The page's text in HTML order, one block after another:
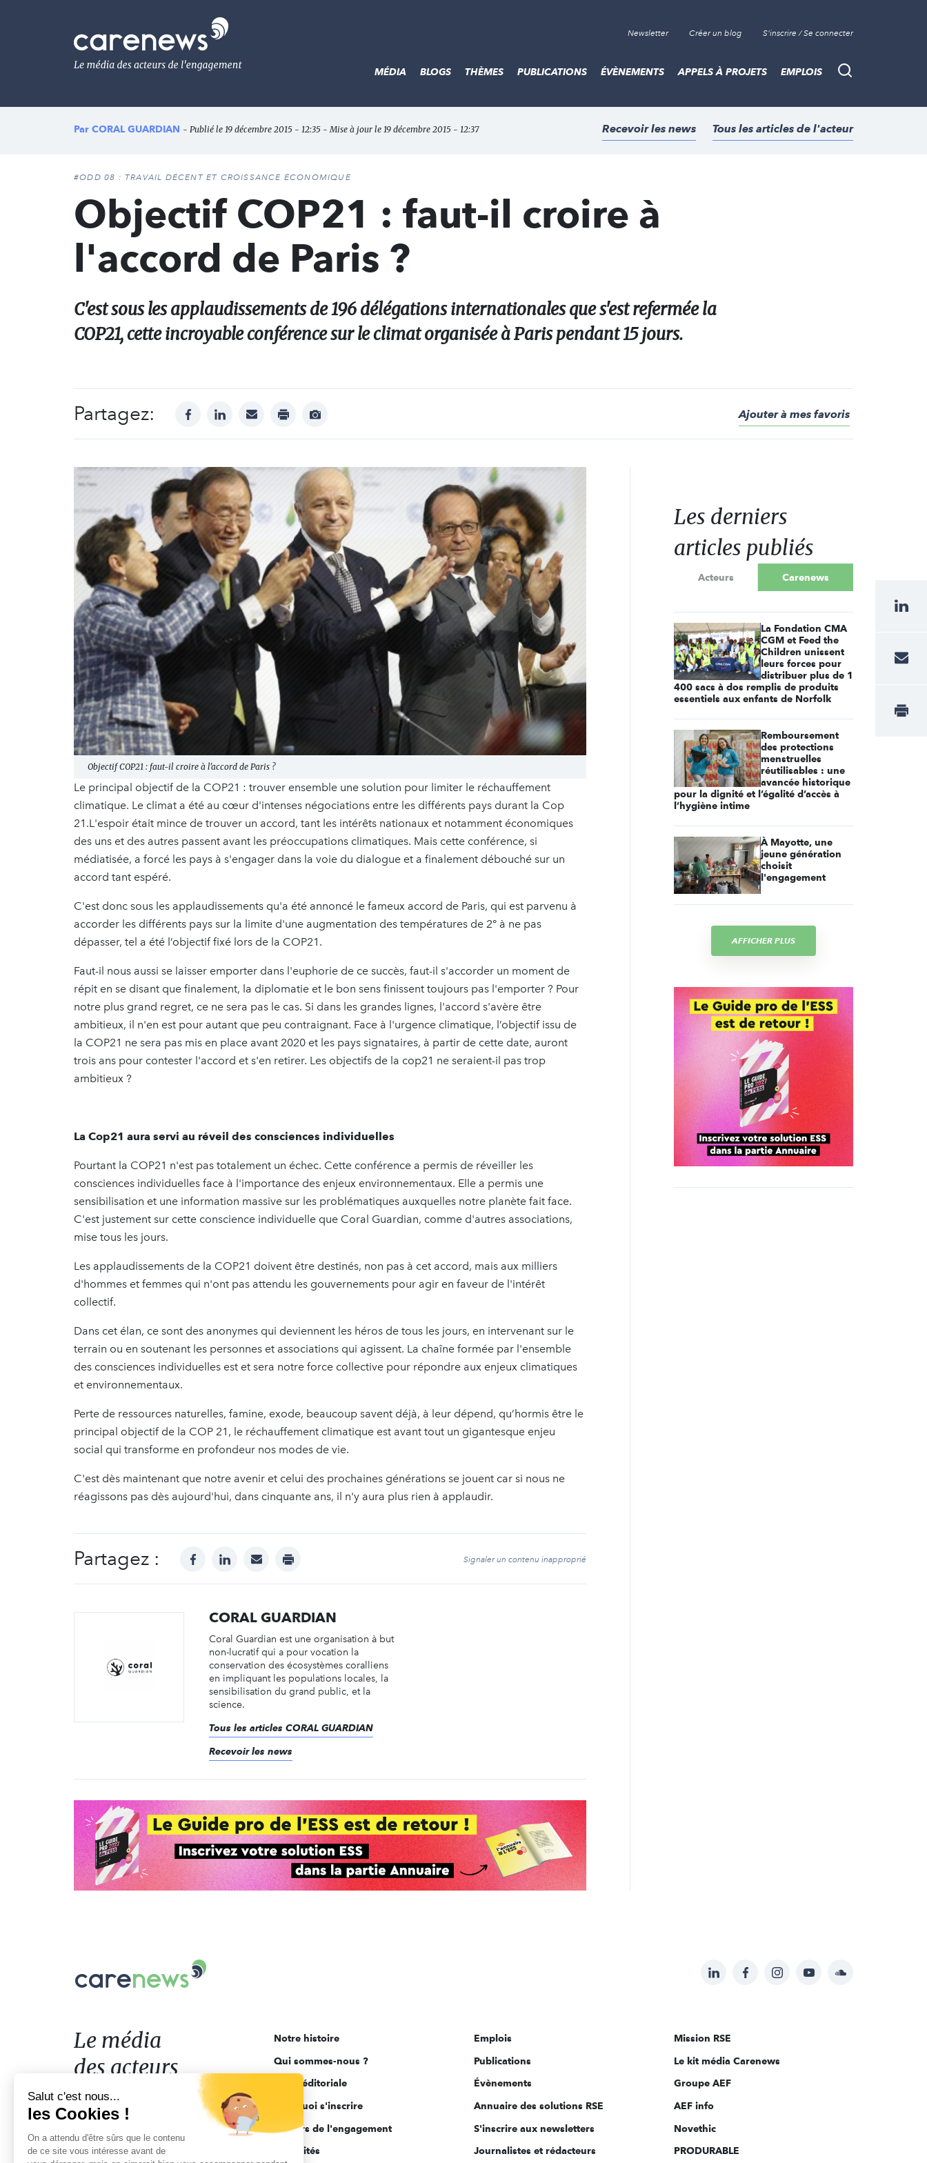
Le
média
de
l'engagement
Newsletter Créer un blog S'inscrire / Se connecter
Recherche
MÉDIA BLOGS THÈMES PUBLICATIONS ÉVÈNEMENTS APPELS À PROJETS EMPLOIS
Par CORAL GUARDIAN - Publié le 19 décembre 2015 - 12:35 - Mise à jour le 19 décembre 2015 - 12:37 Recevoir les news Tous les articles de l'acteur
#ODD 08 : TRAVAIL DÉCENT ET CROISSANCE ÉCONOMIQUE
Objectif COP21 : faut-il croire à
l'accord de Paris ?
C'est sous les applaudissements de 196 délégations internationales que s'est refermée la
COP21, cette incroyable conférence sur le climat organisée à Paris pendant 15 jours.
Partagez: facebooklinkedinmail print
Afficher
Ajouter à mes favoris
Objectif COP21 : faut-il croire à l'accord de Paris ?
Le principal objectif de la COP21 : trouver ensemble une solution pour limiter le réchauffement
climatique. Le climat a été au cœur d'intenses négociations entre les différents pays durant la Cop
21.L'espoir était mince de trouver un accord, tant les intérêts nationaux et notamment économiques
des uns et des autres passent avant les préoccupations climatiques. Mais cette conférence, si
médiatisée, a forcé les pays à s'engager dans la voie du dialogue et a finalement débouché sur un
accord tant espéré.
C'est donc sous les applaudissements qu'a été annoncé le fameux accord de Paris, qui est parvenu à
accorder les différents pays sur la limite d'une augmentation des températures de 2° à ne pas
dépasser, tel a été l’objectif fixé lors de la COP21.
Faut-il nous aussi se laisser emporter dans l'euphorie de ce succès, faut-il s'accorder un moment de
répit en se disant que finalement, la diplomatie et le bon sens finissent toujours pas l'emporter ? Pour
notre plus grand regret, ce ne sera pas le cas. Si dans les grandes lignes, l'accord s'avère être
ambitieux, il n'en est pour autant que peu contraignant. Face à l'urgence climatique, l’objectif issu de
la COP21 ne sera pas mis en place avant 2020 et les pays signataires, à partir de cette date, auront
trois ans pour contester l'accord et s'en retirer. Les objectifs de la cop21 ne seraient-il pas trop
ambitieux ?
La Cop21 aura servi au réveil des consciences individuelles
Pourtant la COP21 n'est pas totalement un échec. Cette conférence a permis de réveiller les
consciences individuelles face à l'importance des enjeux environnementaux. Elle a permis une
sensibilisation et une information massive sur les problématiques auxquelles notre planète fait face.
C'est justement sur cette conscience individuelle que Coral Guardian, comme d'autres associations,
mise tous les jours.
Les applaudissements de la COP21 doivent être destinés, non pas à cet accord, mais aux milliers
d'hommes et femmes qui n'ont pas attendu les gouvernements pour agir en faveur de l'intérêt
collectif.
Dans cet élan, ce sont des anonymes qui deviennent les héros de tous les jours, en intervenant sur le
terrain ou en soutenant les personnes et associations qui agissent. La chaîne formée par l'ensemble
des consciences individuelles est et sera notre force collective pour répondre aux enjeux climatiques
et environnementaux.
Perte de ressources naturelles, famine, exode, beaucoup savent déjà, à leur dépend, qu’hormis être le
principal objectif de la COP 21, le réchauffement climatique est avant tout un gigantesque enjeu
social qui transforme en profondeur nos modes de vie.
C'est dès maintenant que notre avenir et celui des prochaines générations se jouent car si nous ne
réagissons pas dès aujourd'hui, dans cinquante ans, il n'y aura plus rien à applaudir.
Partagez : facebooklinkedinmail print Signaler un contenu inapproprié
CORAL GUARDIAN
Coral Guardian est une organisation à but
non-lucratif qui a pour vocation la
conservation des écosystèmes coralliens
en impliquant les populations locales, la
sensibilisation du grand public, et la
science.
Tous les articles CORAL GUARDIAN
Recevoir les news
Les derniers
articles publiés
Acteurs Carenews
La Fondation CMA
CGM et Feed the
Children unissent
leurs forces pour
distribuer plus de 1
400 sacs à dos remplis de produits
essentiels aux enfants de Norfolk
Remboursement
des protections
menstruelles
réutilisables : une
avancée historique
pour la dignité et l’égalité d’accès à
l’hygiène intime
À Mayotte, une
jeune génération
choisit
l'engagement
AFFICHER PLUS
Suivez-
sur:
LinkedInFacebookInstagramYouTubeSoundcloud
Le
acteurs
de
l'engagement
Le média
des acteurs
de l'engagement
Notre histoire
Qui sommes-nous ?
Ligne éditoriale
Pourquoi s'inscrire
Acteurs de l'engagement
Actualités
Emplois
Publications
Évènements
Annuaire des solutions RSE
S'inscrire aux newsletters
Journalistes et rédacteurs
Mission RSE
Le kit média Carenews
Groupe AEF
AEF info
Novethic
PRODURABLE
Salut c'est nous...
les Cookies !
On a attendu d'être sûrs que le contenu
de ce site vous intéresse avant de